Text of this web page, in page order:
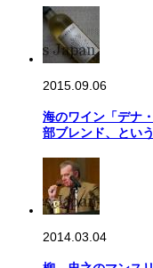
2015.09.06
海のワイン「デナ
部ブレンド、とい
2014.03.04